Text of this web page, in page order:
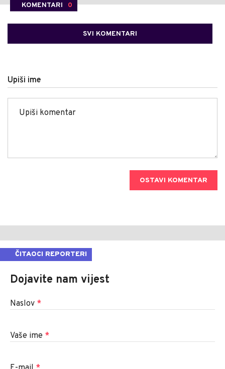
KOMENTARI 0
SVI KOMENTARI
Upiši ime
OSTAVI KOMENTAR
ČITAOCI REPORTERI
Dojavite nam vijest
Naslov *
Vaše ime *